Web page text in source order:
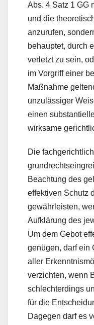
Abs. 4 Satz 1 GG
und die
anzurufen,
behauptet, durch
verletzt zu sein,
im Vorgriff einer
Maßnahme
unzulässiger
einen
wirksame
Die
Beachtung des
effektiven Schutz
gewährleisten,
Aufklärung des
Um dem Gebot
genügen, darf ein
aller
verzichten, wenn
schlechterdings
für die
Dagegen darf es